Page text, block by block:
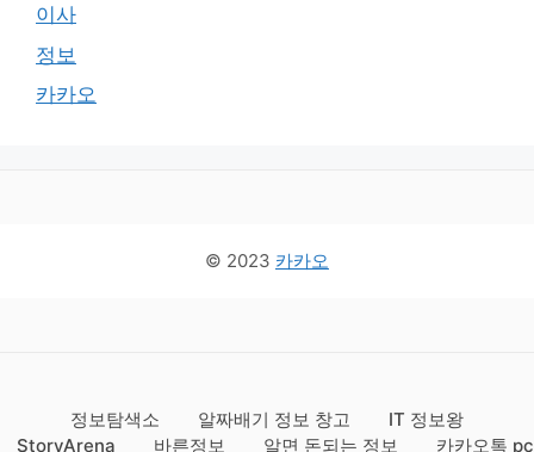
이사
정보
카카오
© 2023 카카오
정보탐색소 알짜배기 정보 창고
IT 정보왕
StoryArena
바른정보 알면 돈되는 정보 카카오톡 pc